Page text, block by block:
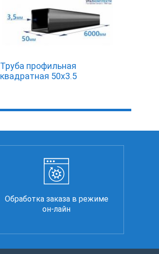
Труба профильная
квадратная 50х3.5
Обработка заказа в режиме
он-лайн